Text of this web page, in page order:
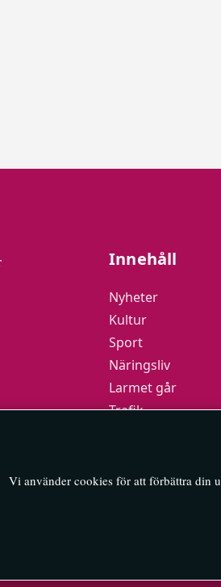
Innehåll
Nyheter
Kultur
Sport
Näringsliv
Larmet går
Trafik
All rights reserved.
Vi använder cookies för att förbättra din